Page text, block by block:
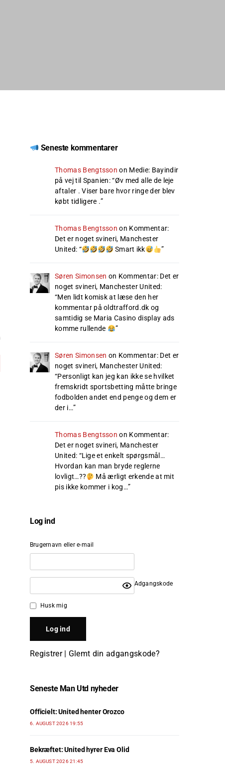
Seneste kommentarer
Thomas Bengtsson on Medie: Bayindir
på vej til Spanien: “Øv med alle de leje
aftaler . Viser bare hvor ringe der blev
købt tidligere .”
Thomas Bengtsson on Kommentar:
Det er noget svineri, Manchester
United: “ Smart ikk ”
Søren Simonsen on Kommentar: Det er
noget svineri, Manchester United:
“Men lidt komisk at læse den her
kommentar på oldtrafford.dk og
samtidig se Maria Casino display ads
komme rullende
”
Søren Simonsen on Kommentar: Det er
noget svineri, Manchester United:
“Personligt kan jeg kan ikke se hvilket
fremskridt sportsbetting måtte bringe
fodbolden andet end penge og dem er
der i…”
Thomas Bengtsson on Kommentar:
Det er noget svineri, Manchester
United: “Lige et enkelt spørgsmål…
Hvordan kan man bryde reglerne
lovligt…??
Må ærligt erkende at mit
pis ikke kommer i kog…”
Log ind
Brugernavn eller e-mail
Adgangskode
Husk mig
Registrer| Glemt din adgangskode?
Seneste Man Utd nyheder
Officielt: United henter Orozco
6. AUGUST 2026 19:55
Bekræftet: United hyrer Eva Olid
5. AUGUST 2026 21:45